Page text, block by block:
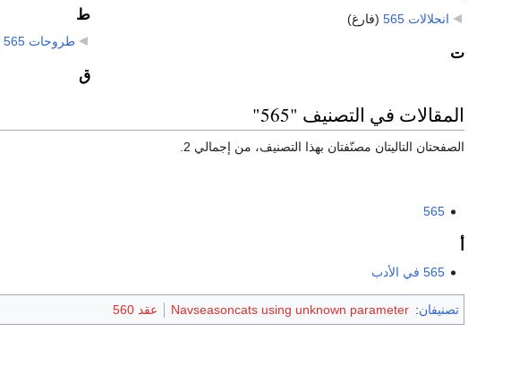
انحلالات 565 (فارغ)
ت
ط
طروحات 565
ق
المقالات في التصنيف "565"
الصفحتان التاليتان مصنّفتان بهذا التصنيف، من إجمالي 2.
565
565 في الأدب
تصنيفان:
Navseasoncats using unknown parameter عقد 560